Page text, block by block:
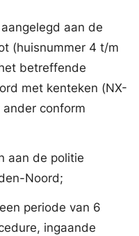
aan de
(huisnummer 4 t/m
betreffende
met kenteken (NX-
conform
aan de politie
Noord;
periode van 6
ingaande